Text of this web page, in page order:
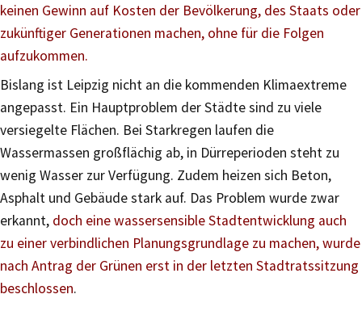
keinen Gewinn auf Kosten der Bevölkerung, des Staats oder
zukünftiger Generationen machen, ohne für die Folgen
aufzukommen.
Bislang ist Leipzig nicht an die kommenden Klimaextreme
angepasst. Ein Hauptproblem der Städte sind zu viele
versiegelte Flächen. Bei Starkregen laufen die
Wassermassen großflächig ab, in Dürreperioden steht zu
wenig Wasser zur Verfügung. Zudem heizen sich Beton,
Asphalt und Gebäude stark auf. Das Problem wurde zwar
erkannt, doch eine wassersensible Stadtentwicklung auch
zu einer verbindlichen Planungsgrundlage zu machen, wurde
nach Antrag der Grünen erst in der letzten Stadtratssitzung
beschlossen.